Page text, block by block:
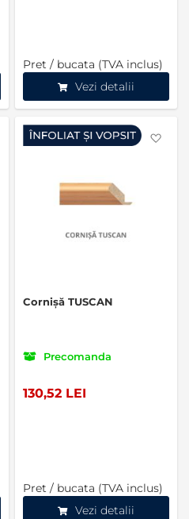
Pret / bucata (TVA inclus)
Vezi detalii
Favorite
Cornișă TUSCAN
Precomanda
130,52 LEI
Pret / bucata (TVA inclus)
Vezi detalii